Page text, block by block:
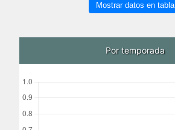
Mostrar datos en tabla
Por temporada